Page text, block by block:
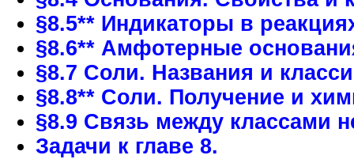
§8.5** Индикаторы в
§8.6** Амфотерные
§8.7 Соли. Названия и
§8.8** Соли. Получение и
§8.9 Связь между классами
Задачи к главе 8.